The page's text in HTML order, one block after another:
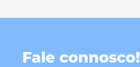
Fale connosco!